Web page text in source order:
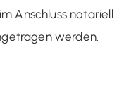
Anschluss notariell
werden.